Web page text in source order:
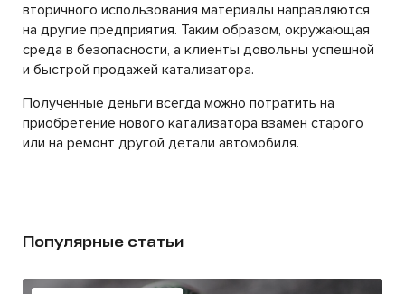
вторичного использования материалы направляются
на другие предприятия. Таким образом, окружающая
среда в безопасности, а клиенты довольны успешной
и быстрой продажей катализатора.
Полученные деньги всегда можно потратить на
приобретение нового катализатора взамен старого
или на ремонт другой детали автомобиля.
Популярные статьи